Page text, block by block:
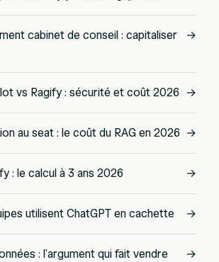
cabinet de conseil : capitaliser
→
vs Ragify : sécurité et coût 2026 →
au seat : le coût du RAG en 2026 →
: le calcul à 3 ans 2026 →
utilisent ChatGPT en cachette →
: l'argument qui fait vendre
→